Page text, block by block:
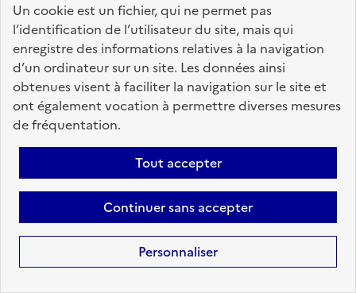
Un cookie est un fichier, qui ne permet pas
l’identification de l’utilisateur du site, mais qui
enregistre des informations relatives à la navigation
d’un ordinateur sur un site. Les données ainsi
obtenues visent à faciliter la navigation sur le site et
ont également vocation à permettre diverses mesures
de fréquentation.
Tout accepter
Continuer sans accepter
Personnaliser
Ajouter aux favoris : Educateur de jeunes enfants
Précédent 1 60 61 62
63
Aller à la page